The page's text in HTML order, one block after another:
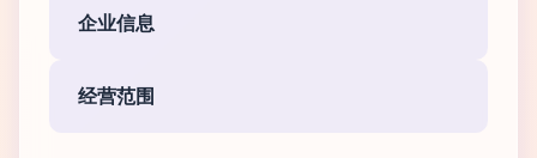
企业信息
经营范围